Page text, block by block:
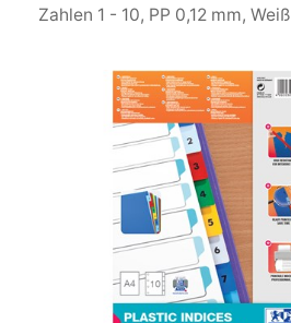
Zahlen 1 - 10, PP 0,12 mm, Weiß